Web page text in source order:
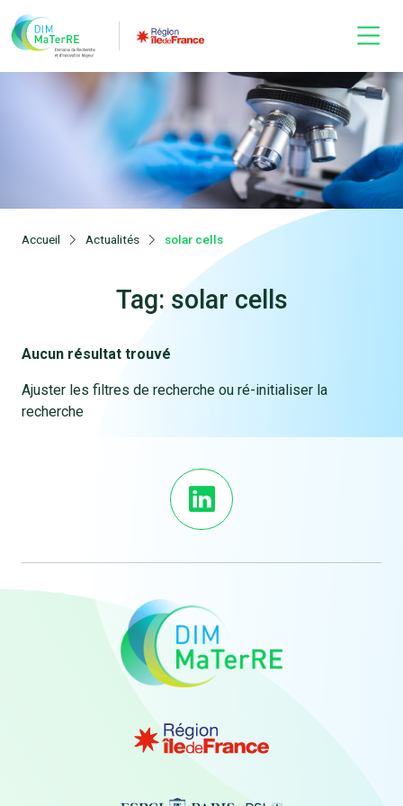
Accueil Actualités solar cells
Tag: solar cells
Aucun résultat trouvé
Ajuster les filtres de recherche ou ré-initialiser la
recherche